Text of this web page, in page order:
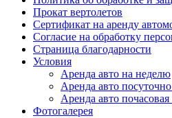
Прокат вертолетов
Сертификат на аренду
Согласие на обработку
Страница благодарности
Условия
Аренда авто на неделю
Аренда авто
Аренда авто
Фотогалерея